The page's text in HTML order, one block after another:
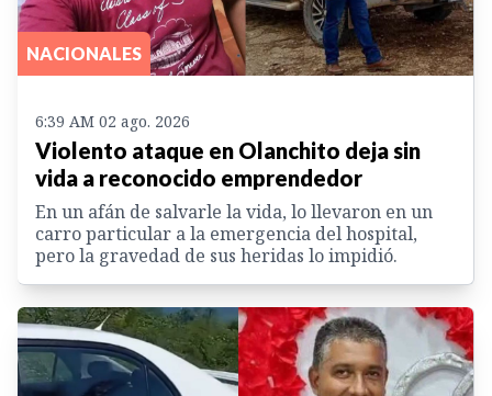
NACIONALES
6:39 AM 02 ago. 2026
Violento ataque en Olanchito deja sin
vida a reconocido emprendedor
En un afán de salvarle la vida, lo llevaron en un
carro particular a la emergencia del hospital,
pero la gravedad de sus heridas lo impidió.